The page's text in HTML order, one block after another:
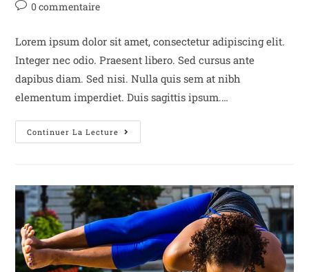
0 commentaire
Lorem ipsum dolor sit amet, consectetur adipiscing elit.
Integer nec odio. Praesent libero. Sed cursus ante
dapibus diam. Sed nisi. Nulla quis sem at nibh
elementum imperdiet. Duis sagittis ipsum.…
Continuer La Lecture